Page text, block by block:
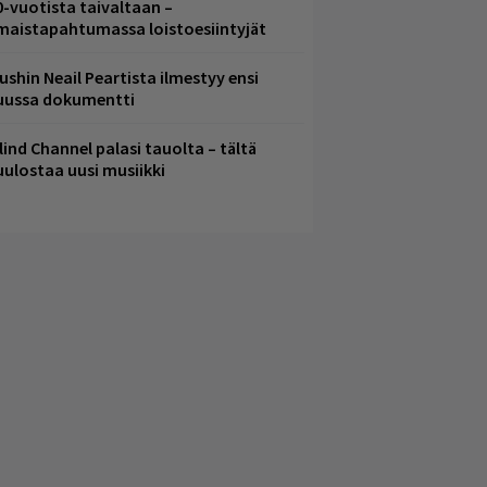
vuotista taivaltaan –
loistoesiintyjät
Neail Peartista ilmestyy ensi
dokumentti
Channel palasi tauolta – tältä
uusi musiikki